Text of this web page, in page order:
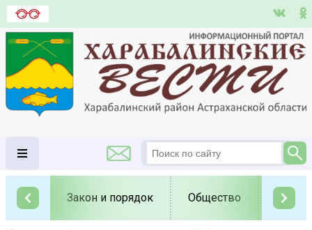
Закон и порядок Общество